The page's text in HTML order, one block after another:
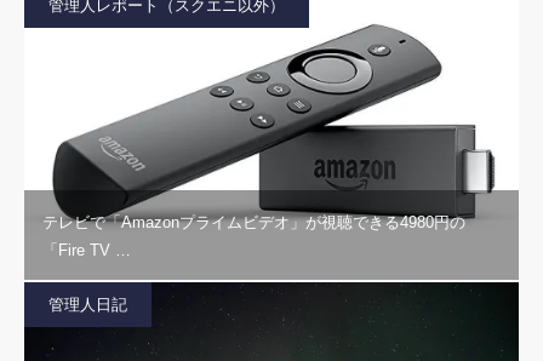
管理人レポート（スクエニ以外）
テレビで「Amazonプライムビデオ」が視聴できる4980円の
「Fire TV …
管理人日記